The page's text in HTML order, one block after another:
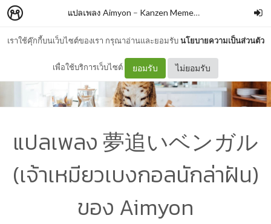
เราใช้คุ๊กกี้บนเว็บไซต์ของเรา กรุณาอ่านและยอมรับนโยบายความเป็นส่วนตัว
เพื่อใช้บริการเว็บไซต์ ยอมรับ ไม่ยอมรับ
แปลเพลง Aimyon – Kanzen Memeshe
แปลเพลง 夢追いベンガル
(เจ้าเหมียวเบงกอลนักล่าฝัน)
ของ Aimyon